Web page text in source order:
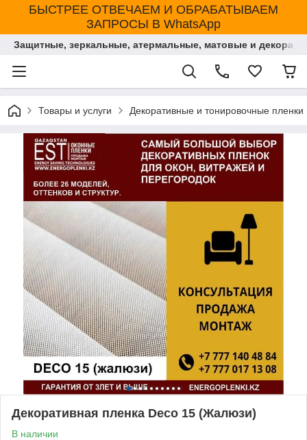
БЫСТРЕЕ ОТВЕЧАЕМ И ОБРАБАТЫВАЕМ
ЗАПРОСЫ В WhatsApp
Защитные, зеркальные, атермальные, матовые и
Товары и услуги Декоративные и тонировочные пленки
Декоративная пленка Deco 15 (Жалюзи)
В наличии